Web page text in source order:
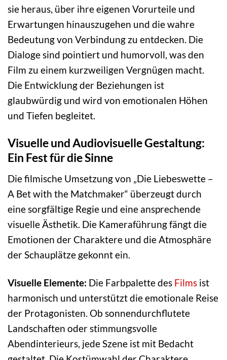
sie heraus, über ihre eigenen Vorurteile und
Erwartungen hinauszugehen und die wahre
Bedeutung von Verbindung zu entdecken. Die
Dialoge sind pointiert und humorvoll, was den
Film zu einem kurzweiligen Vergnügen macht.
Die Entwicklung der Beziehungen ist
glaubwürdig und wird von emotionalen Höhen
und Tiefen begleitet.
Visuelle und Audiovisuelle Gestaltung:
Ein Fest für die Sinne
Die filmische Umsetzung von „Die Liebeswette –
A Bet with the Matchmaker“ überzeugt durch
eine sorgfältige Regie und eine ansprechende
visuelle Ästhetik. Die Kameraführung fängt die
Emotionen der Charaktere und die Atmosphäre
der Schauplätze gekonnt ein.
Visuelle Elemente: Die Farbpalette des Films ist
harmonisch und unterstützt die emotionale Reise
der Protagonisten. Ob sonnendurchflutete
Landschaften oder stimmungsvolle
Abendinterieurs, jede Szene ist mit Bedacht